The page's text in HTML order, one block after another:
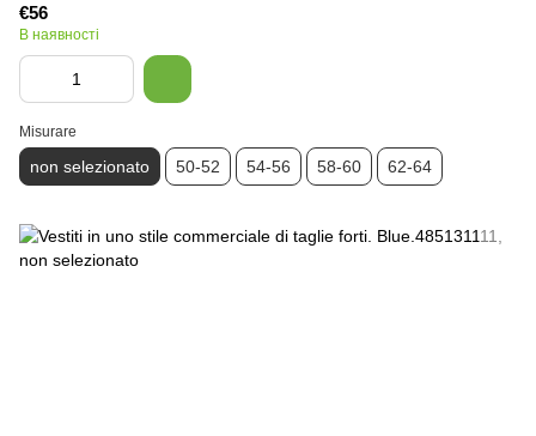
€56
В наявності
Misurare
non selezionato 50-52 54-56 58-60 62-64